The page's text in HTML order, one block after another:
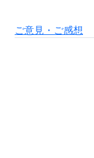
ご意見・ご感想